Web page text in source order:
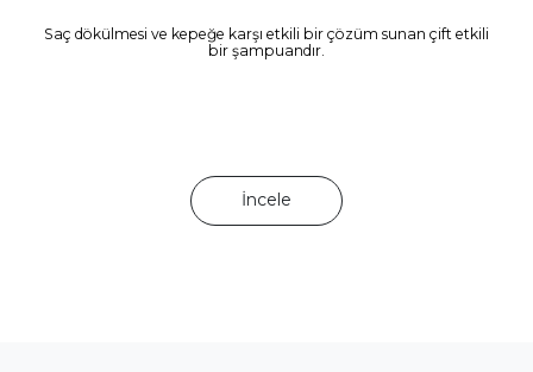
Saç dökülmesi ve kepeğe karşı etkili bir çözüm sunan çift etkili
bir şampuandır.
İncele